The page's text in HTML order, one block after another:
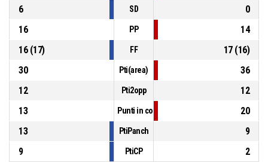
6
SD
0
16
PP
14
16(17) FF 17(16)
30
Pti(area)
36
12
Pti2opp
12
13
Punti in contropiede
20
13
PtiPanch
9
9
PtiCP 2